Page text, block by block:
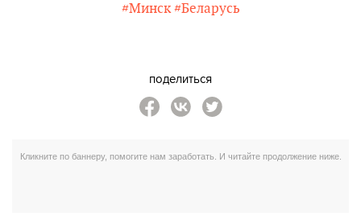
#Минск #Беларусь
поделиться